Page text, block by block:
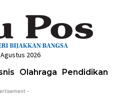
2026
Olahraga Pendidikan
-